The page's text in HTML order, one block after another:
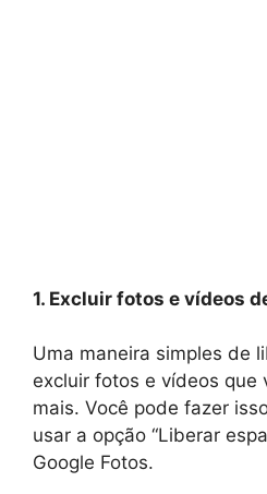
1. Excluir fotos e vídeos
Uma maneira simples de
excluir fotos e vídeos que
mais. Você pode fazer
usar a opção “Liberar
Google Fotos.